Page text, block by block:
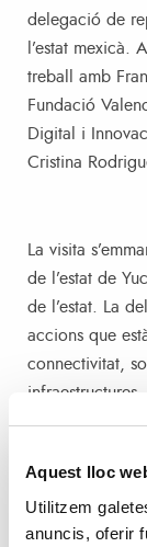
Aquest lloc
Utilitzem
anuncis, oferir
delegació de
l’estat mexicà.
treball amb
Fundació
Digital i
Cristina
La visita
de l’estat de
de l’estat. La
accions que
connectivitat,
infraestructures.
presents, el
president de
Guerrero,